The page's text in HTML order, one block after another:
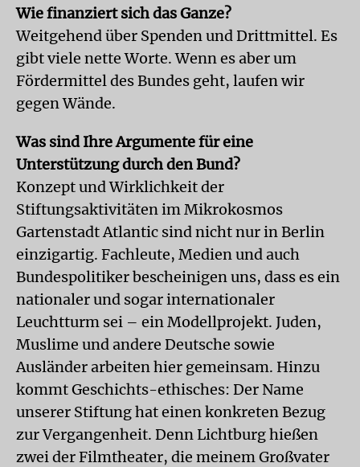
Wie finanziert sich das Ganze?
Weitgehend über Spenden und Drittmittel. Es
gibt viele nette Worte. Wenn es aber um
Fördermittel des Bundes geht, laufen wir
gegen Wände.
Was sind Ihre Argumente für eine
Unterstützung durch den Bund?
Konzept und Wirklichkeit der
Stiftungsaktivitäten im Mikrokosmos
Gartenstadt Atlantic sind nicht nur in Berlin
einzigartig. Fachleute, Medien und auch
Bundespolitiker bescheinigen uns, dass es ein
nationaler und sogar internationaler
Leuchtturm sei – ein Modellprojekt. Juden,
Muslime und andere Deutsche sowie
Ausländer arbeiten hier gemeinsam. Hinzu
kommt Geschichts-ethisches: Der Name
unserer Stiftung hat einen konkreten Bezug
zur Vergangenheit. Denn Lichtburg hießen
zwei der Filmtheater, die meinem Großvater